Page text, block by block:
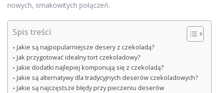
nowych, smakowitych połączeń.
Spis treści
Jakie są najpopularniejsze desery z czekoladą?
Jak przygotować idealny tort czekoladowy?
Jakie dodatki najlepiej komponują się z czekoladą?
Jakie są alternatywy dla tradycyjnych deserów czekoladowych?
Jakie są najczęstsze błędy przy pieczeniu deserów